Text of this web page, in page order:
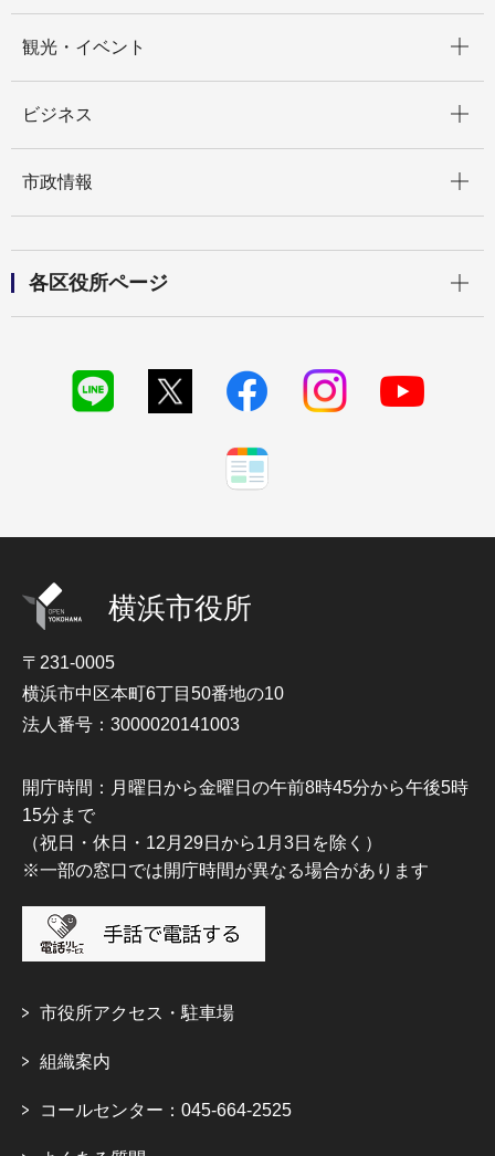
観光・イベント
ビジネス
市政情報
各区役所ページ
横浜市役所
〒231-0005
横浜市中区本町6丁目50番地の10
法人番号：3000020141003
開庁時間：月曜日から金曜日の午前8時45分から午後5時
15分まで
（祝日・休日・12月29日から1月3日を除く）
※一部の窓口では開庁時間が異なる場合があります
市役所アクセス・駐車場
組織案内
コールセンター：045-664-2525